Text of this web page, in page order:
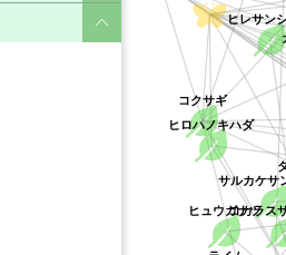
コクサギ
コカラ
ヒロハノキハダ
ヒレサン
サルカケサ
ライム
ヒュウガナツ